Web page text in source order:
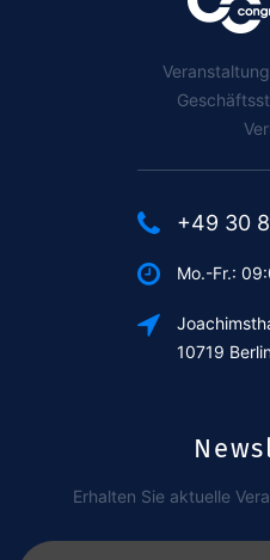
+49 30
Mo.-Fr.:
10719
Erhalten Sie aktuelle